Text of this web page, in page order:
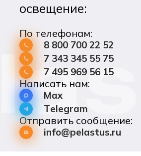
освещение:
По телефонам:
8 800 700 22 52
7 343 345 55 75
7 495 969 56 15
Написать нам:
Max
Telegram
Отправить сообщение:
info@pelastus.ru